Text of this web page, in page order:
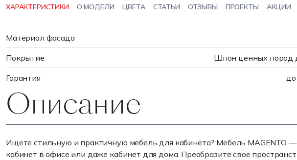
ХАРАКТЕРИСТИКИ О МОДЕЛИ ЦВЕТА СТАТЬИ ОТЗЫВЫ ПРОЕКТЫ АКЦИИ
Материал фасада
Покрытие Шпон ценных пород
Гарантия
Описание
Ищете стильную и практичную мебель для кабинета? Мебель MAGENTO
кабинет в офисе или даже кабинет для дома. Преобразите своё